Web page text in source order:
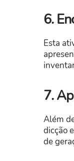
6.
Esta
7.
Além
dicção
de